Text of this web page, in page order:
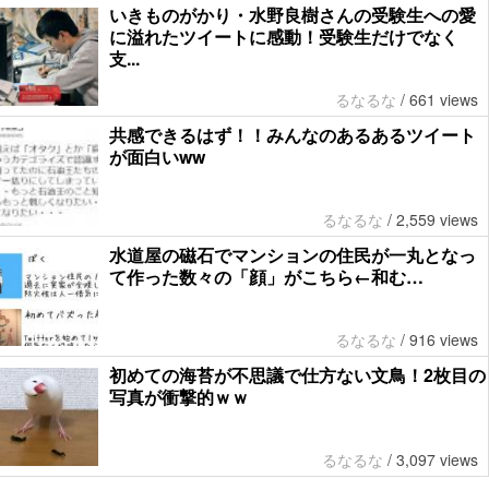
いきものがかり・水野良樹さんの受験生への愛
に溢れたツイートに感動！受験生だけでなく
支...
るなるな / 661 views
共感できるはず！！みんなのあるあるツイート
が面白いww
るなるな / 2,559 views
水道屋の磁石でマンションの住民が一丸となっ
て作った数々の「顔」がこちら←和む…
るなるな / 916 views
初めての海苔が不思議で仕方ない文鳥！2枚目の
写真が衝撃的ｗｗ
るなるな / 3,097 views